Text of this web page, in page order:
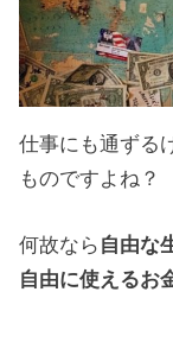
仕事にも通ずる
ものですよね？
何故なら 自由な
自由に使えるお